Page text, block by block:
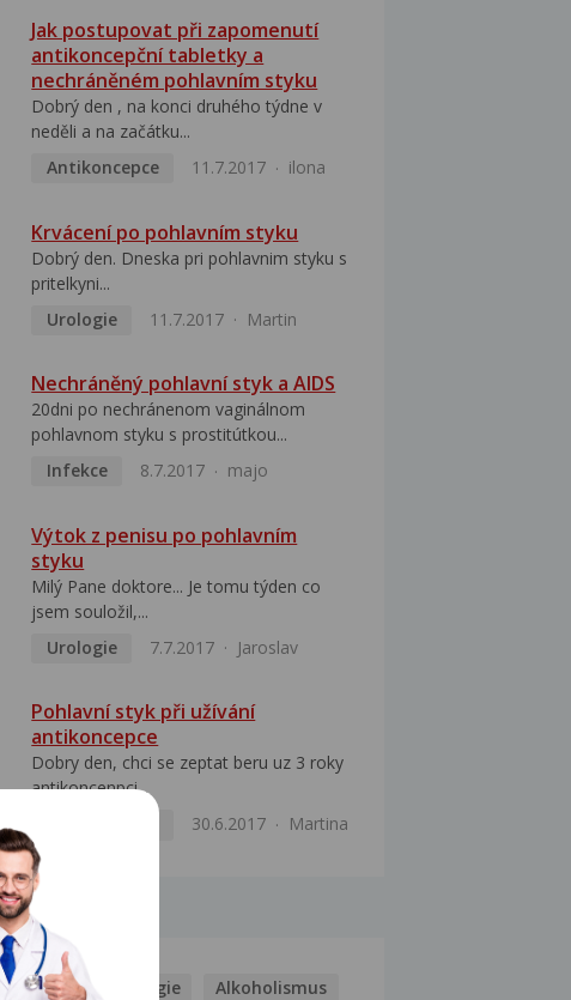
Jak postupovat při zapomenutí
antikoncepční tabletky a
nechráněném pohlavním styku
Dobrý den , na konci druhého týdne v
neděli a na začátku...
Antikoncepce
11.7.2017 ilona
Krvácení po pohlavním styku
Dobrý den. Dneska pri pohlavnim styku s
pritelkyni...
Urologie
11.7.2017 Martin
Nechráněný pohlavní styk a AIDS
20dni po nechránenom vaginálnom
pohlavnom styku s prostitútkou...
Infekce
8.7.2017 majo
Výtok z penisu po pohlavním
styku
Milý Pane doktore... Je tomu týden co
jsem souložil,...
Urologie
7.7.2017 Jaroslav
Pohlavní styk při užívání
antikoncepce
Dobry den, chci se zeptat beru uz 3 roky
antikoncenpci...
30.6.2017 Martina
NEMOCI
Kašel Alergie Alkoholismus